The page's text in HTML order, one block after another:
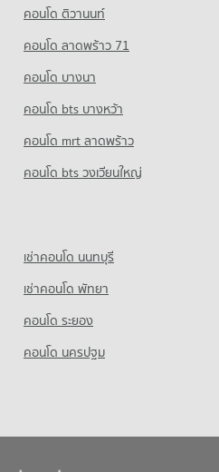
คอนโด ติวานนท์
คอนโด ลาดพร้าว 71
คอนโด บางนา
คอนโด bts บางหว้า
คอนโด mrt ลาดพร้าว
คอนโด bts วงเวียนใหญ่
เช่าคอนโด นนทบุรี
เช่าคอนโด พัทยา
คอนโด ระยอง
คอนโด นครปฐม